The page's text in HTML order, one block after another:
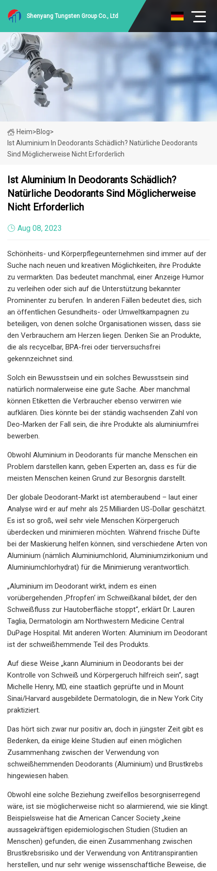
Shenyang Tungsten Group Co., Ltd
Heim>Blog>
Ist Aluminium In Deodorants Schädlich? Natürliche Deodorants
Sind Möglicherweise Nicht Erforderlich
Ist Aluminium In Deodorants Schädlich?
Natürliche Deodorants Sind Möglicherweise
Nicht Erforderlich
Aug 08, 2023
Schönheits- und Körperpflegeunternehmen sind immer auf der
Suche nach neuen und kreativen Möglichkeiten, ihre Produkte
zu vermarkten. Das bedeutet manchmal, einer Anzeige Humor
zu verleihen oder sich auf die Unterstützung bekannter
Prominenter zu berufen. In anderen Fällen bedeutet dies, sich
an öffentlichen Gesundheits- oder Umweltkampagnen zu
beteiligen, von denen solche Organisationen wissen, dass sie
den Verbrauchern am Herzen liegen. Denken Sie an Produkte,
die als recycelbar, BPA-frei oder tierversuchsfrei
gekennzeichnet sind.
Solch ein Bewusstsein und ein solches Bewusstsein sind
natürlich normalerweise eine gute Sache. Aber manchmal
können Etiketten die Verbraucher ebenso verwirren wie
aufklären. Dies könnte bei der ständig wachsenden Zahl von
Deo-Marken der Fall sein, die ihre Produkte als aluminiumfrei
bewerben.
Obwohl Aluminium in Deodorants für manche Menschen ein
Problem darstellen kann, geben Experten an, dass es für die
meisten Menschen keinen Grund zur Besorgnis darstellt.
Der globale Deodorant-Markt ist atemberaubend – laut einer
Analyse wird er auf mehr als 25 Milliarden US-Dollar geschätzt.
Es ist so groß, weil sehr viele Menschen Körpergeruch
überdecken und minimieren möchten. Während frische Düfte
bei der Maskierung helfen können, sind verschiedene Arten von
Aluminium (nämlich Aluminiumchlorid, Aluminiumzirkonium und
Aluminiumchlorhydrat) für die Minimierung verantwortlich.
„Aluminium im Deodorant wirkt, indem es einen
vorübergehenden ‚Pfropfen‘ im Schweißkanal bildet, der den
Schweißfluss zur Hautoberfläche stoppt“, erklärt Dr. Lauren
Taglia, Dermatologin am Northwestern Medicine Central
DuPage Hospital. Mit anderen Worten: Aluminium im Deodorant
ist der schweißhemmende Teil des Produkts.
Auf diese Weise „kann Aluminium in Deodorants bei der
Kontrolle von Schweiß und Körpergeruch hilfreich sein“, sagt
Michelle Henry, MD, eine staatlich geprüfte und in Mount
Sinai/Harvard ausgebildete Dermatologin, die in New York City
praktiziert.
Das hört sich zwar nur positiv an, doch in jüngster Zeit gibt es
Bedenken, da einige kleine Studien auf einen möglichen
Zusammenhang zwischen der Verwendung von
schweißhemmenden Deodorants (Aluminium) und Brustkrebs
hingewiesen haben.
Obwohl eine solche Beziehung zweifellos besorgniserregend
wäre, ist sie möglicherweise nicht so alarmierend, wie sie klingt.
Beispielsweise hat die American Cancer Society „keine
aussagekräftigen epidemiologischen Studien (Studien an
Menschen) gefunden, die einen Zusammenhang zwischen
Brustkrebsrisiko und der Verwendung von Antitranspirantien
herstellen, und nur sehr wenige wissenschaftliche Beweise, die